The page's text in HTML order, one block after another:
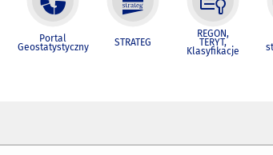
Portal
Geostatystyczny STRATEG
REGON,
TERYT,
Klasyfikacje